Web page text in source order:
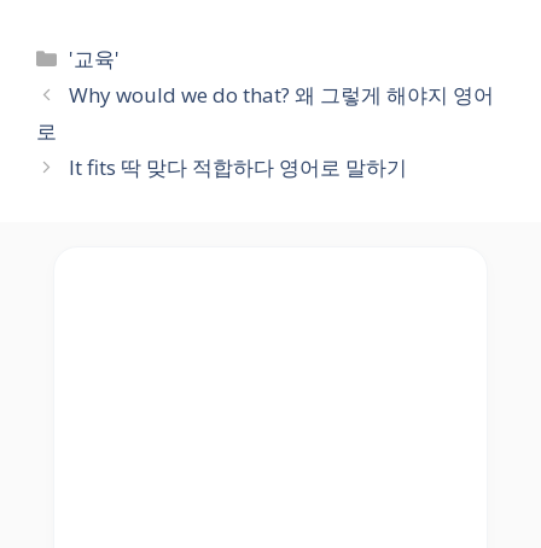
Categories
'교육'
Why would we do that? 왜 그렇게 해야지 영어
로
It fits 딱 맞다 적합하다 영어로 말하기